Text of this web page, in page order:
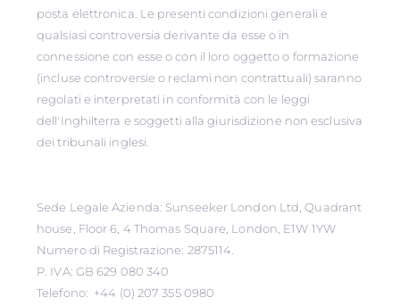
posta elettronica. Le presenti condizioni generali e
qualsiasi controversia derivante da esse o in
connessione con esse o con il loro oggetto o formazione
(incluse controversie o reclami non contrattuali) saranno
regolati e interpretati in conformità con le leggi
dell'Inghilterra e soggetti alla giurisdizione non esclusiva
dei tribunali inglesi.
Sede Legale Azienda: Sunseeker London Ltd, Quadrant
house, Floor 6, 4 Thomas Square, London, E1W 1YW
Numero di Registrazione: 2875114.
P. IVA: GB 629 080 340
Telefono: +44 (0) 207 355 0980